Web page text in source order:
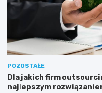
POZOSTAŁE
Dla jakich firm
najlepszym